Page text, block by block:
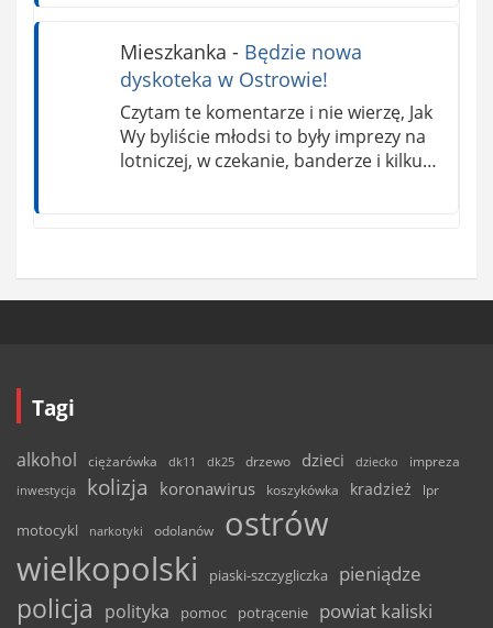
Mieszkanka - Będzie nowa
dyskoteka w Ostrowie!
Czytam te komentarze i nie wierzę, Jak
Wy byliście młodsi to były imprezy na
lotniczej, w czekanie, banderze i kilku…
Tagi
alkohol ciężarówka dk11 dk25 drzewo dzieci dziecko
impreza
inwestycja
kolizja koronawirus koszykówka kradzież lpr
motocykl narkotyki odolanów
ostrów
wielkopolski
piaski-szczygliczka pieniądze
policja polityka pomoc potrącenie powiat kaliski